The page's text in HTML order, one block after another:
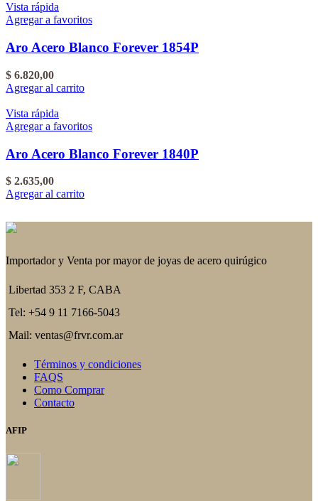
Vista rápida
Agregar a favoritos
Aro Acero Blanco Forever 1854P
$ 6.820,00
Agregar al carrito
Vista rápida
Agregar a favoritos
Aro Acero Blanco Forever 1840P
$ 2.635,00
Agregar al carrito
Importador y Venta por mayor de joyas de acero quirúgico
Libertad 353 2 F, CABA
Tel: +54 9 11 7166-5043
Mail: ventas@frvr.com.ar
Términos y condiciones
FAQS
Como Comprar
Contacto
AFIP